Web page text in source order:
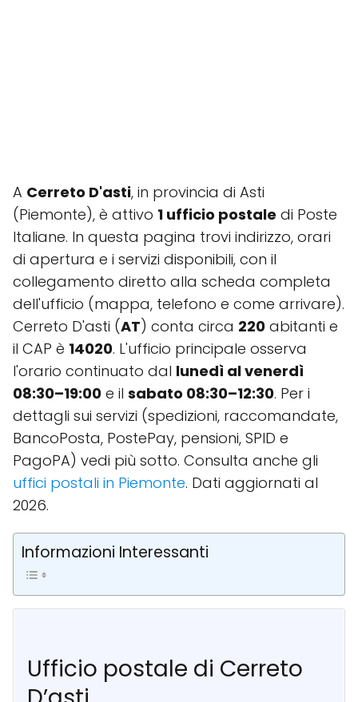
A Cerreto D'asti, in provincia di Asti
(Piemonte), è attivo 1 ufficio postale di Poste
Italiane. In questa pagina trovi indirizzo, orari
di apertura e i servizi disponibili, con il
collegamento diretto alla scheda completa
dell'ufficio (mappa, telefono e come arrivare).
Cerreto D'asti (AT) conta circa 220 abitanti e
il CAP è 14020. L'ufficio principale osserva
l'orario continuato dal lunedì al venerdì
08:30–19:00 e il sabato 08:30–12:30. Per i
dettagli sui servizi (spedizioni, raccomandate,
BancoPosta, PostePay, pensioni, SPID e
PagoPA) vedi più sotto. Consulta anche gli
uffici postali in Piemonte. Dati aggiornati al
2026.
Informazioni Interessanti
Ufficio postale di Cerreto